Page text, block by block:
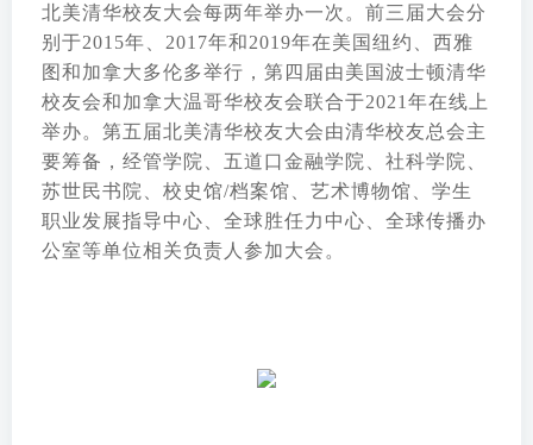
北美清华校友大会每两年举办一次。前三届大会分
别于2015年、2017年和2019年在美国纽约、西雅
图和加拿大多伦多举行，第四届由美国波士顿清华
校友会和加拿大温哥华校友会联合于2021年在线上
举办。第五届北美清华校友大会由清华校友总会主
要筹备，经管学院、五道口金融学院、社科学院、
苏世民书院、校史馆/档案馆、艺术博物馆、学生
职业发展指导中心、全球胜任力中心、全球传播办
公室等单位相关负责人参加大会。